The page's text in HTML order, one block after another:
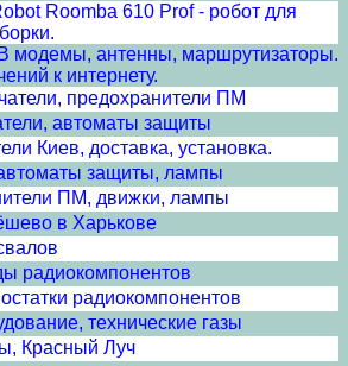
Roomba 610 Prof - робот для
модемы, антенны, маршрутизаторы.
к интернету.
предохранители ПМ
автоматы защиты
Киев, доставка, установка.
защиты, лампы
ПМ, движки, лампы
в Харькове
радиокомпонентов
радиокомпонентов
технические газы
Красный Луч